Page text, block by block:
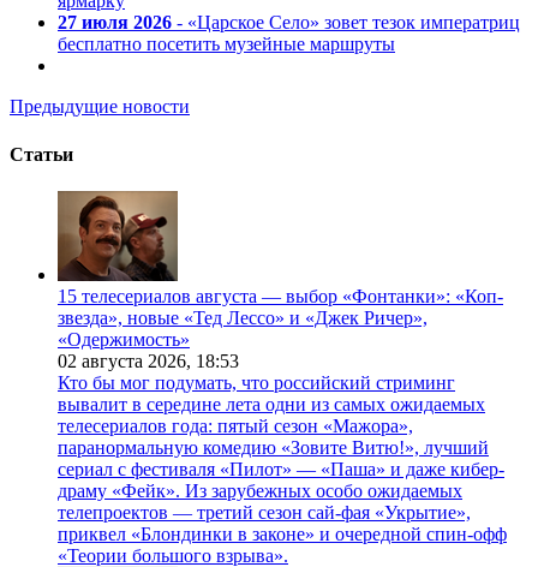
27 июля 2026 - «Царское Село» зовет тезок императриц
бесплатно посетить музейные маршруты
Предыдущие новости
Статьи
15 телесериалов августа — выбор «Фонтанки»: «Коп-
звезда», новые «Тед Лессо» и «Джек Ричер»,
«Одержимость»
02 августа 2026, 18:53
Кто бы мог подумать, что российский стриминг
вывалит в середине лета одни из самых ожидаемых
телесериалов года: пятый сезон «Мажора»,
паранормальную комедию «Зовите Витю!», лучший
сериал с фестиваля «Пилот» — «Паша» и даже кибер-
драму «Фейк». Из зарубежных особо ожидаемых
телепроектов — третий сезон сай-фая «Укрытие»,
приквел «Блондинки в законе» и очередной спин-офф
«Теории большого взрыва».